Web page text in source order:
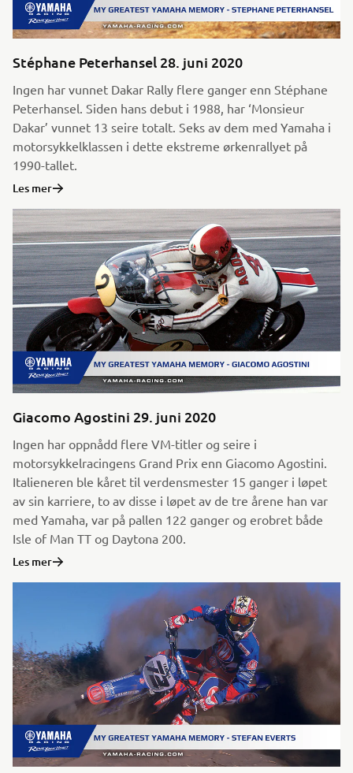
Stéphane Peterhansel 28. juni 2020
Ingen har vunnet Dakar Rally flere ganger enn Stéphane
Peterhansel. Siden hans debut i 1988, har ‘Monsieur
Dakar’ vunnet 13 seire totalt. Seks av dem med Yamaha i
motorsykkelklassen i dette ekstreme ørkenrallyet på
1990-tallet.
Les mer
Giacomo Agostini 29. juni 2020
Ingen har oppnådd flere VM-titler og seire i
motorsykkelracingens Grand Prix enn Giacomo Agostini.
Italieneren ble kåret til verdensmester 15 ganger i løpet
av sin karriere, to av disse i løpet av de tre årene han var
med Yamaha, var på pallen 122 ganger og erobret både
Isle of Man TT og Daytona 200.
Les mer